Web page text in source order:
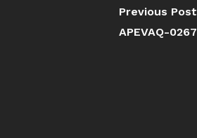
Previous Post
APEVAQ-0267